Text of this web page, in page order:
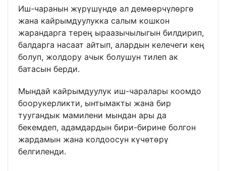
Иш-чаранын жүрүшүндө ал демөөрчүлөргө
жана кайрымдуулукка салым кошкон
жарандарга терең ыраазычылыгын билдирип,
балдарга насаат айтып, алардын келечеги кең
болуп, жолдору ачык болушун тилеп ак
батасын берди.
Мындай кайрымдуулук иш-чаралары коомдо
боорукерликти, ынтымакты жана бир
туугандык мамилени мындан ары да
бекемдеп, адамдардын бири-бирине болгон
жардамын жана колдоосун күчөтөрү
белгиленди.